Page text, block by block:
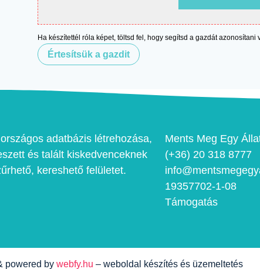
Ha készítettél róla képet, töltsd fel, hogy segítsd a gazdát
Értesítsük a gazdit
adatbázis létrehozása,
és talált kiskedvenceknek
kereshető felületet.
Ments Meg Egy
(+36) 20 318 8777
19357702-1-08
Támogatás
powered by webfy.hu – weboldal készítés és üzemeltetés